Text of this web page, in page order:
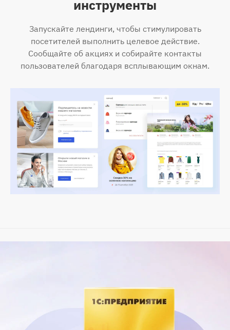
инструменты
Запускайте лендинги, чтобы стимулировать
посетителей выполнить целевое действие.
Сообщайте об акциях и собирайте контакты
пользователей благодаря всплывающим окнам.